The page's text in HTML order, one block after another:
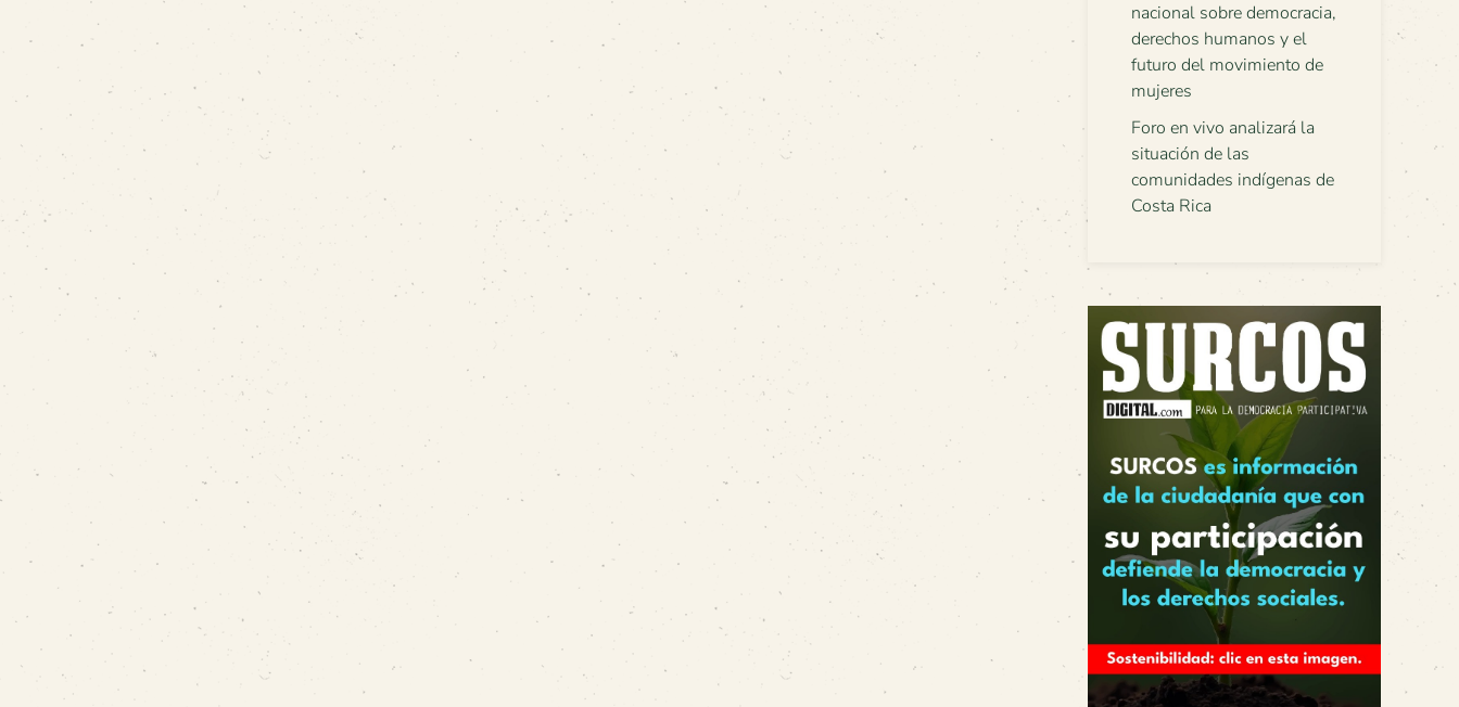
nacional sobre democracia,
derechos humanos y el
futuro del movimiento de
mujeres
Foro en vivo analizará la
situación de las
comunidades indígenas de
Costa Rica